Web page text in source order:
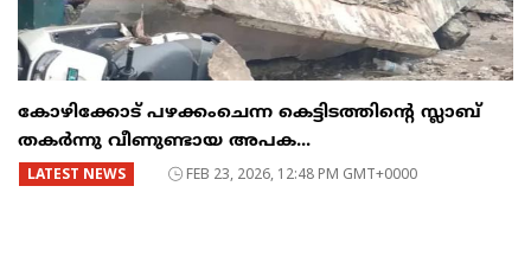
കോഴിക്കോട് പഴക്കംചെന്ന കെട്ടിടത്തിന്റെ സ്ലാബ്
തകർന്നു വീണുണ്ടായ അപക...
LATEST NEWS FEB 23, 2026, 12:48 PM GMT+0000